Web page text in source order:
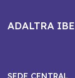
ADALTRA
SEDE CENTRAL